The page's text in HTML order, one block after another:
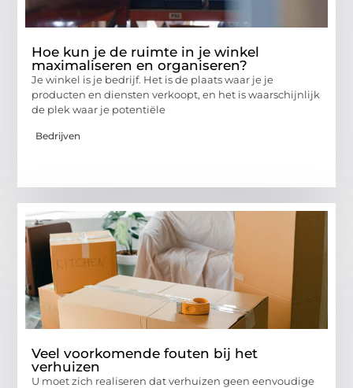
Hoe kun je de ruimte in je winkel
maximaliseren en organiseren?
Je winkel is je bedrijf. Het is de plaats waar je je
producten en diensten verkoopt, en het is waarschijnlijk
de plek waar je potentiële
Bedrijven
Veel voorkomende fouten bij het
verhuizen
U moet zich realiseren dat verhuizen geen eenvoudige